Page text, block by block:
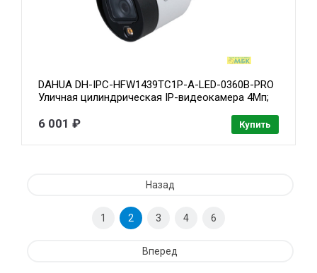
DAHUA DH-IPC-HFW1439TC1P-A-LED-0360B-PRO
Уличная цилиндрическая IP-видеокамера 4Мп;
30м IP67; металл, пластик
6 001 ₽ Купить
Назад
1 2 3 4 6
Вперед